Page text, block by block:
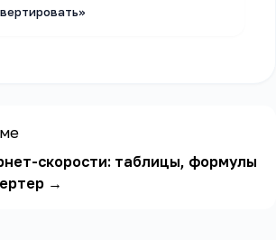
скорости: таблицы, формулы
→